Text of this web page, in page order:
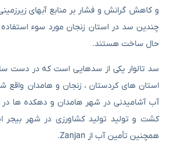
و کاهش گرانش و فشار بر منابع آبهای
چندین سد در استان زنجان مورد سوء استفاده
حال ساخت هستند.
سد تالوار یکی از سدهایی است که در دست
استان های کردستان ، زنجان و هامدان
آب آشامیدنی در شهر هامدان و دهکده ها در
کشت و تولید تولید کشاورزی در شهر بیجر
همچنین تأمین آب از Zanjan.